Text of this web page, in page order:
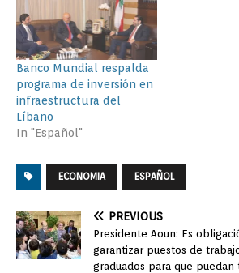
Banco Mundial respalda
programa de inversión en
infraestructura del
Líbano
In "Español"
ECONOMIA ESPAÑOL
PREVIOUS
Presidente Aoun: Es
garantizar puestos de
graduados para que puedan